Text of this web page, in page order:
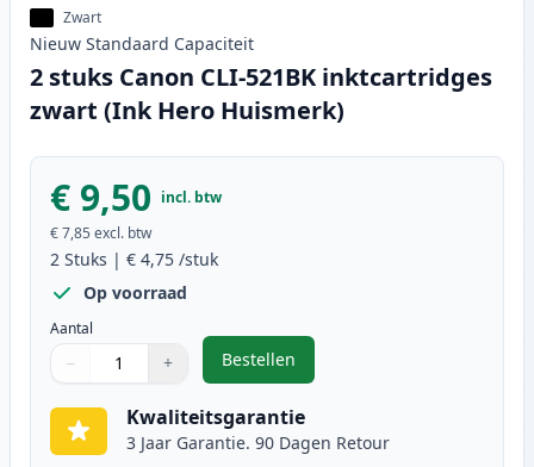
Zwart
Nieuw Standaard Capaciteit
2 stuks Canon CLI-521BK inktcartridges
zwart (Ink Hero Huismerk)
€ 9,50 incl. btw
€ 7,85 excl. btw
2 Stuks | € 4,75 /stuk
Op voorraad
Aantal
Gebruik de knoppen om aan te passen
− +
1
Bestellen
,2 stuks Canon CLI-521BK
Kwaliteitsgarantie
3 Jaar Garantie. 90 Dagen Retour